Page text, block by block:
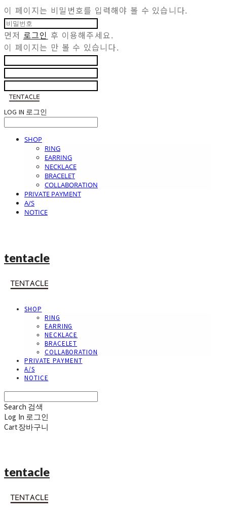
이 페이지는 비밀번호를 입력해야 볼 수 있습니다.
먼저 로그인 후 이용해주세요.
이 페이지는 만 볼 수 있습니다.
LOG IN 로그인
SHOP
RING
EARRING
NECKLACE
BRACELET
COLLABORATION
PRIVATE PAYMENT
A/S
NOTICE
tentacle
SHOP
RING
EARRING
NECKLACE
BRACELET
COLLABORATION
PRIVATE PAYMENT
A/S
NOTICE
Search 검색
Log In 로그인
Cart장바구니
tentacle